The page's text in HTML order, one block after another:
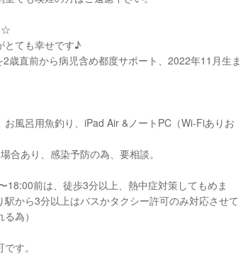
☆
とても幸せです♪
歳直前から病児含め都度サポート、2022年11月生ま
風呂用魚釣り、iPad Air &ノートPC（Wi-Fiありお
合あり、感染予防の為、要相談。
18:00前は、徒歩3分以上、熱中症対策してもめま
から3分以上はバスかタクシー許可のみ対応させて
為）
す。